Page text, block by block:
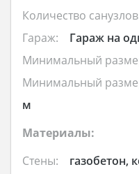
Количество
Гараж:
Гараж на
Минимальный
Минимальный
м
Материалы:
Стены:
газобетон,